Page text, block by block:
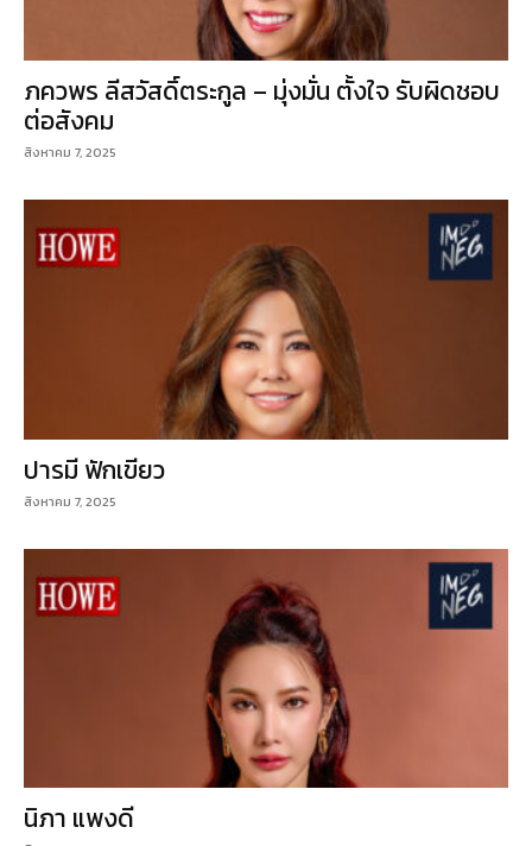
ภควพร ลีสวัสดิ์ตระกูล – มุ่งมั่น ตั้งใจ รับผิดชอบ
ต่อสังคม
สิงหาคม 7, 2025
ปารมี ฟักเขียว
สิงหาคม 7, 2025
นิภา แพงดี